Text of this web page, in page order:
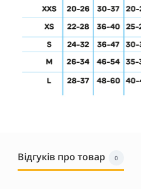
Відгуків про товар 0